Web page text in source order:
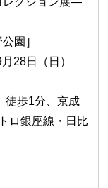
園］
月28日（日）
徒歩1分、京成
ロ銀座線・日比